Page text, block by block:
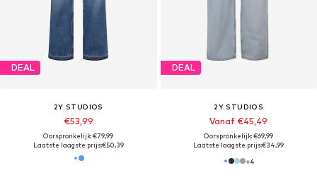
DEAL
2Y STUDIOS
€53,99
Oorspronkelijk: €79,99
Laatste laagste prijs:€50,39
DEAL
2Y STUDIOS
Vanaf €45,49
Oorspronkelijk: €69,99
Laatste laagste prijs:€34,99
+4